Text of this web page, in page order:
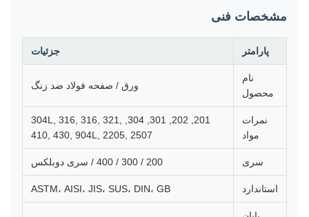
مشخصات فنی
پارامتر جزئیات
محصول
ورق / صفحه فولاد ضد زنگ
نمرات
201, 202, 301, 304, 304L, 316, 316, 321,
410, 430, 904L, 2205, 2507
استاندارد ASTM، AISI، JIS، SUS، DIN، GB